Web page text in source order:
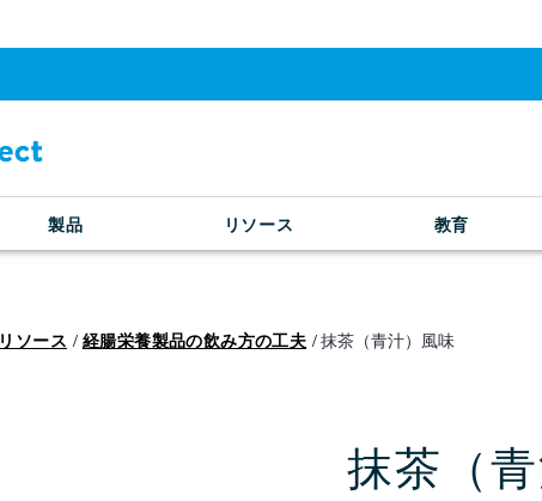
製品 リソース 教育
リソース 経腸栄養製品の飲み方の工夫 抹茶（青汁）風味
抹茶（